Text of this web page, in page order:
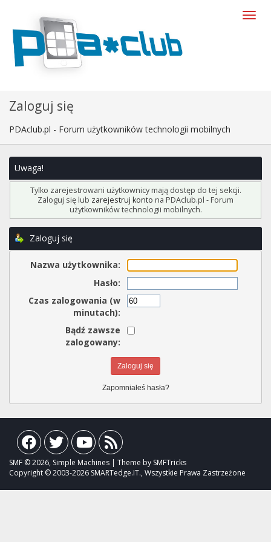
Zaloguj się
PDAclub.pl - Forum użytkowników technologii mobilnych
Uwaga!
Tylko zarejestrowani użytkownicy mają dostęp do tej sekcji.
Zaloguj się lub zarejestruj konto na PDAclub.pl - Forum
użytkowników technologii mobilnych.
Zaloguj się
Nazwa użytkownika:
Hasło:
Czas zalogowania (w
minutach):
Bądź zawsze
zalogowany:
Zapomniałeś hasła?
SMF © 2026, Simple Machines | Theme by SMFTricks
Copyright © 2003-2026 SMARTedge.IT., Wszystkie Prawa Zastrzeżone